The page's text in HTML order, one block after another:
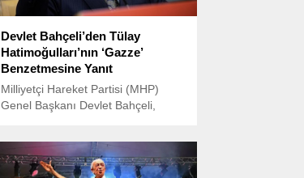
Devlet Bahçeli’den Tülay
Hatimoğulları’nın ‘Gazze’
Benzetmesine Yanıt
Milliyetçi Hareket Partisi (MHP)
Genel Başkanı Devlet Bahçeli,
açıklamalarda bulundu.